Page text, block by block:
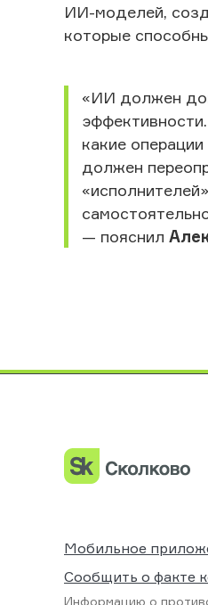
ИИ-моделей,
которые
«ИИ должен
какие
должен
— пояснил
Мобильное
Сообщить о факте
Информацию о